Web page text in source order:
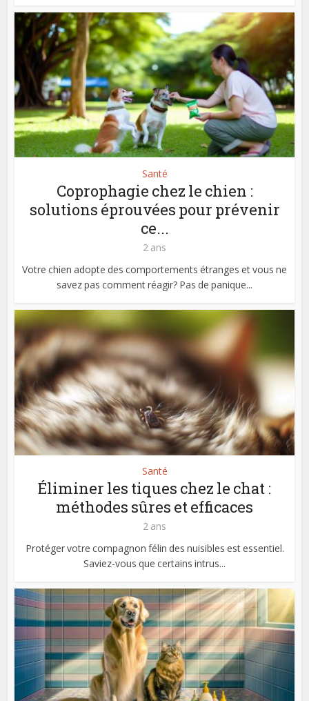
Santé
Coprophagie chez le chien :
solutions éprouvées pour prévenir
ce...
2 ans
Votre chien adopte des comportements étranges et vous ne
savez pas comment réagir? Pas de panique...
Santé
Éliminer les tiques chez le chat :
méthodes sûres et efficaces
2 ans
Protéger votre compagnon félin des nuisibles est essentiel.
Saviez-vous que certains intrus...